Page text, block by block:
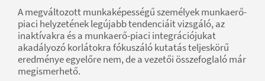
A megváltozott munkaképességű személyek munkaerő-
piaci helyzetének legújabb tendenciáit vizsgáló, az
inaktívakra és a munkaerő-piaci integrációjukat
akadályozó korlátokra fókuszáló kutatás teljeskörű
eredménye egyelőre nem, de a vezetői összefoglaló már
megismerhető.